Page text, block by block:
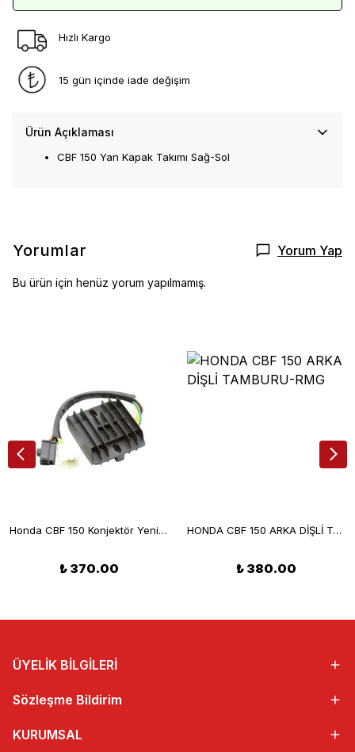
Hızlı Kargo
15 gün içinde iade değişim
Ürün Açıklaması
CBF 150 Yan Kapak Takımı Sağ-Sol
Yorumlar Yorum Yap
Bu ürün için henüz yorum yapılmamış.
Honda CBF 150 Konjektör Yeni Model
₺ 370.00
HONDA CBF 150 ARKA DİŞLİ TAMBURU-RMG
₺ 380.00
ÜYELİK BİLGİLERİ
Sözleşme Bildirim
KURUMSAL